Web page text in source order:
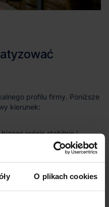
O plikach cookies
profilu firmy. Poniższe
kierunek:
rośnie stabilnie i
i skokowo?